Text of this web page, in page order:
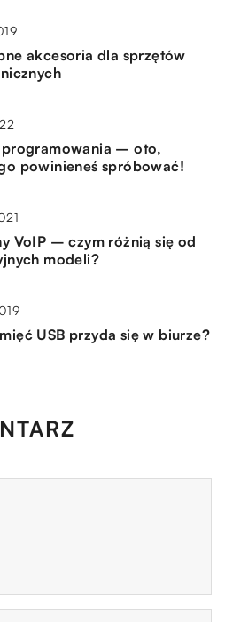
akcesoria dla sprzętów
programowania – oto,
powinieneś spróbować!
VoIP – czym różnią się od
modeli?
USB przyda się w biurze?